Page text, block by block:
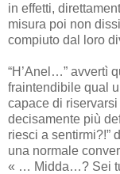
in effetti,
misura poi non
compiuto dal loro
“H’Anel…” avvertì
fraintendibile qual
capace di
decisamente più
riesci a sentirmi?!”
una normale
« … Midda…? Sei